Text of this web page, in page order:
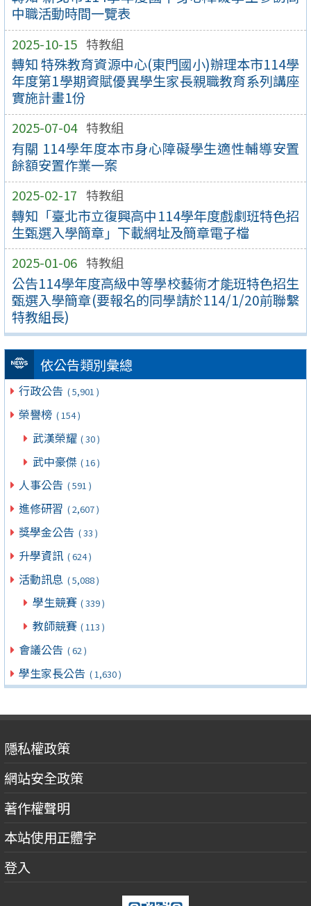
中職活動時間一覽表
2025-10-15 特教組
轉知 特殊教育資源中心(東門國小)辦理本市114學
年度第1學期資賦優異學生家長親職教育系列講座
實施計畫1份
2025-07-04 特教組
有關 114學年度本市身心障礙學生適性輔導安置
餘額安置作業一案
2025-02-17 特教組
轉知「臺北市立復興高中114學年度戲劇班特色招
生甄選入學簡章」下載網址及簡章電子檔
2025-01-06 特教組
公告114學年度高級中等學校藝術才能班特色招生
甄選入學簡章(要報名的同學請於114/1/20前聯繫
特教組長)
依公告類別彙總
行政公告 ( 5,901 )
榮譽榜 ( 154 )
武漢榮耀 ( 30 )
武中豪傑 ( 16 )
人事公告 ( 591 )
進修研習 ( 2,607 )
獎學金公告 ( 33 )
升學資訊 ( 624 )
活動訊息 ( 5,088 )
學生競賽 ( 339 )
教師競賽 ( 113 )
會議公告 ( 62 )
學生家長公告 ( 1,630 )
隱私權政策
網站安全政策
著作權聲明
本站使用正體字
登入